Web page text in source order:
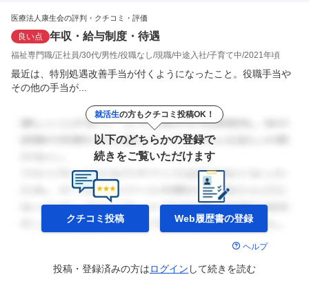
医療法人康生会の評判・クチコミ・評価
良い点 年収・給与制度・待遇
福祉専門職 正社員 30代 男性 役職なし 現職 中途入社 子育て中 2021年頃
最近は、特別処遇改善手当が付くようになったこと。役職手当や
その他の手当が...
就活生の方もクチコミ投稿OK！
以下のどちらかの登録で
続きをご覧いただけます
クチコミ投稿 Web履歴書の登録
ヘルプ
投稿・登録済みの方はログイン して続きを読む